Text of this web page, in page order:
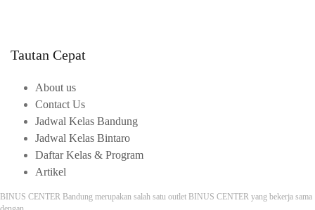
Tautan Cepat
About us
Contact Us
Jadwal Kelas Bandung
Jadwal Kelas Bintaro
Daftar Kelas & Program
Artikel
BINUS CENTER Bandung merupakan salah satu outlet BINUS CENTER yang bekerja sama